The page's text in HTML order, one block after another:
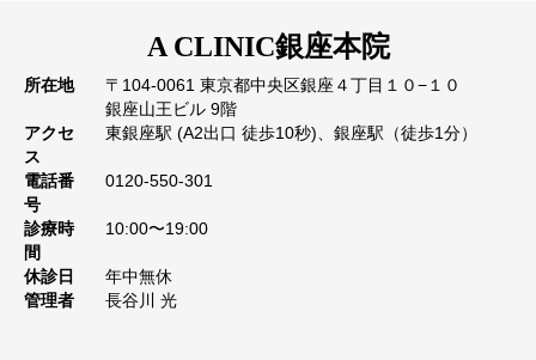
A CLINIC銀座本院
所在地
〒104-0061 東京都中央区銀座４丁目１０−１０
銀座山王ビル 9階
アクセ
ス
東銀座駅 (A2出口 徒歩10秒)、銀座駅（徒歩1分）
電話番
号
0120-550-301
診療時
間
10:00〜19:00
休診日
年中無休
管理者
長谷川 光